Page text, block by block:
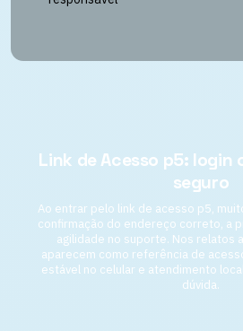
Link de Acesso p5: login
seguro
Ao entrar pelo link de acesso p5,
confirmação do endereço correto, a
agilidade no suporte. Nos relatos
aparecem como referência de
estável no celular e atendimento
dúvida.